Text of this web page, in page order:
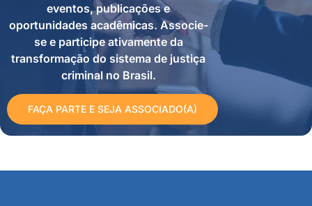
eventos, publicações e
oportunidades acadêmicas. Associe-
se e participe ativamente da
transformação do sistema de justiça
criminal no Brasil.
FAÇA PARTE E SEJA ASSOCIADO(A)